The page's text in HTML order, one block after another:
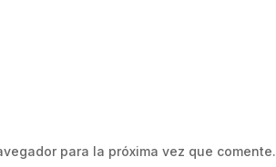
para la próxima vez que comente.